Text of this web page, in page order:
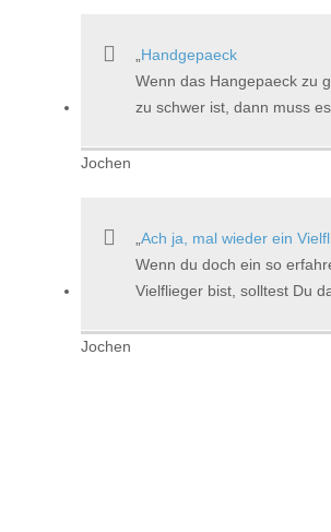
Handgepaeck
Wenn das Hangepaeck zu
zu schwer ist, dann muss
Jochen
Ach ja, mal wieder ein
Wenn du doch ein so
Vielflieger bist, solltest Du
Jochen